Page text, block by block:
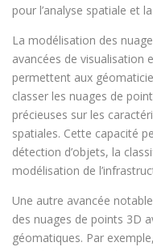
pour l’analyse spatiale et
La modélisation des
avancées de visualisation
permettent aux
classer les nuages de
précieuses sur les
spatiales. Cette capacité
détection d’objets, la
modélisation de
Une autre avancée
des nuages de points 3D
géomatiques. Par